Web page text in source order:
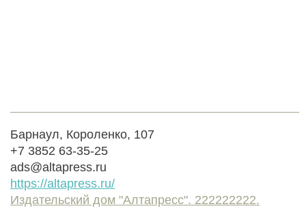
Барнаул, Короленко, 107
+7 3852 63-35-25
ads@altapress.ru
https://altapress.ru/
Издательский дом "Алтапресс". 222222222.